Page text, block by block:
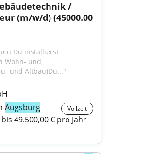
/
(m/w/d) (45000.00
"...vernetzt ist. Aufgaben Du installierst
Wohn- und
und Altbau)Du..."
Augsburg Vollzeit
49.500,00 € pro Jahr